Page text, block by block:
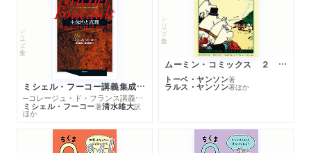
シリーズ・全集
ミシェル・フーコー講義集成１０ 主体性と真理
─コレージュ・ド・フランス講義１９８０－１９８１年度
ミシェル・フーコー著清水雄大訳
ほか
シリーズ・全集
ムーミン・コミックス ２ あこがれの遠い土地
トーベ・ヤンソン著
ラルス・ヤンソン著ほか